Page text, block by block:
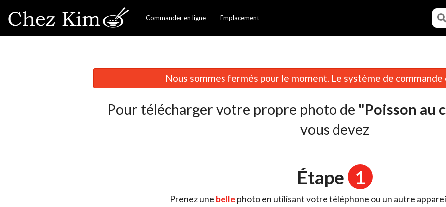
Commander en ligne Emplacement
Nous sommes fermés pour le moment. Le système de
Pour télécharger votre propre photo de "Poisson au
vous devez
Étape 1
Prenez une bellephoto en utilisant votre téléphone ou un autre